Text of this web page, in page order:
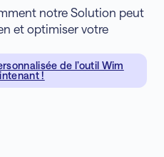
notre Solution peut
et optimiser votre
de l’outil Wim
!